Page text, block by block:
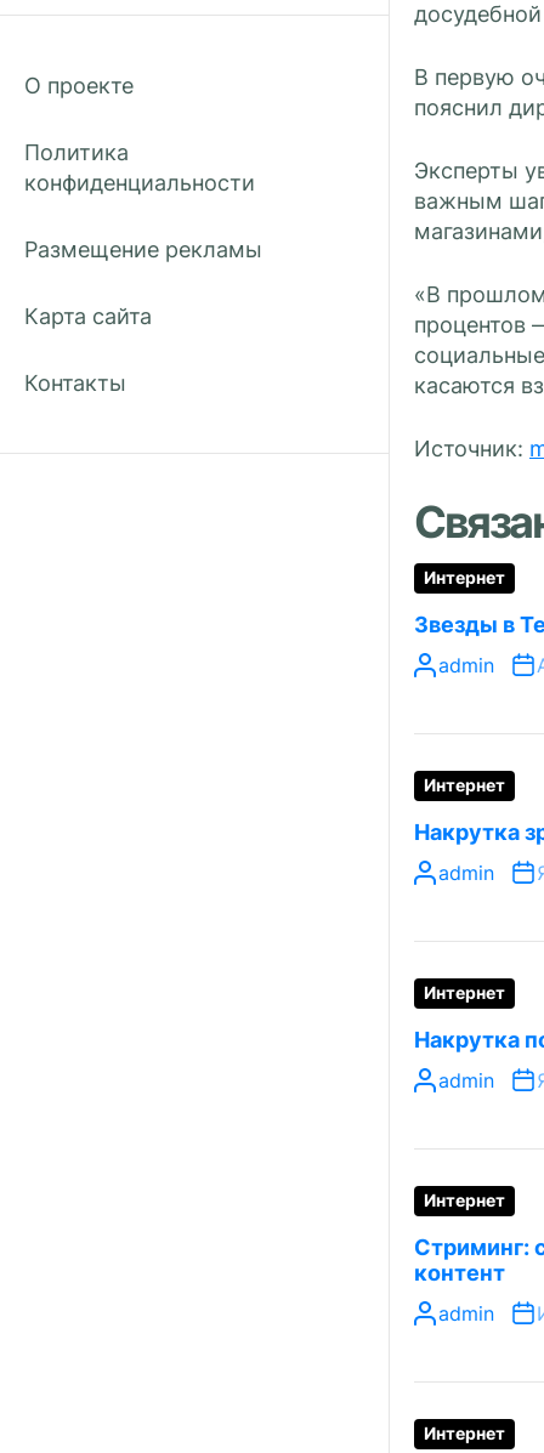
О проекте
Политика
конфиденциальности
Размещение рекламы
Карта сайта
Контакты
В первую
пояснил
Эксперты
важным
«В
процентов
касаются
Источник:
Интернет
Звезды в
admin
Интернет
Накрутка
admin
Интернет
Накрутка
admin
Интернет
Стриминг:
контент
admin
Интернет